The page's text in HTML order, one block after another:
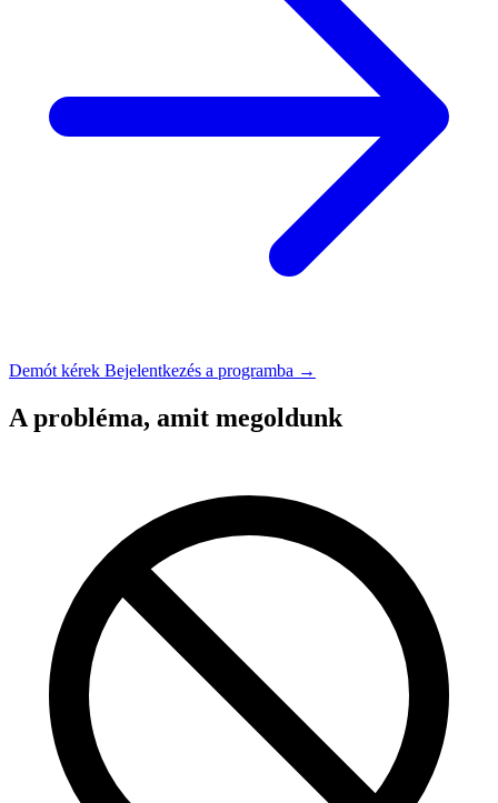
Demót kérek Bejelentkezés a programba →
A probléma, amit megoldunk